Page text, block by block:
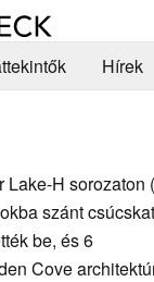
Hírek
Lake-H sorozaton
szánt
be, és 6
Cove